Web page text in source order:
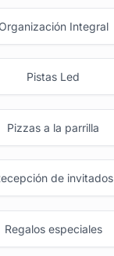
Integral
Pistas Led
Pizzas a la parrilla
de invitados
Regalos especiales